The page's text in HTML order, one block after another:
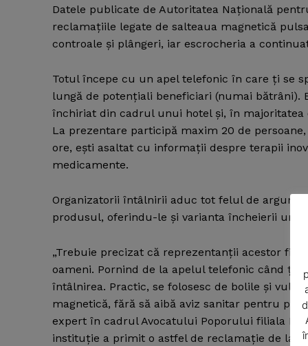
News
Datele publicate de Autoritatea Naţională
reclamaţiile legate de salteaua magnetică
controale şi plângeri, iar escrocheria a
Totul începe cu un apel telefonic în care ţi se
lungă de potenţiali beneficiari (numai
închiriat din cadrul unui hotel şi, în
La prezentare participă maxim 20 de
ore, eşti asaltat cu informaţii despre terapii
medicamente.
Organizatorii întâlnirii aduc tot felul de
produsul, oferindu-le şi varianta încheierii unui
„Trebuie precizat că reprezentanţii acestor
oameni. Pornind de la apelul telefonic când ţi
întâlnirea. Practic, se folosesc de bolile şi
magnetică, fără să aibă aviz sanitar pentru
expert în cadrul Avocatului Poporului filiala
instituţie a primit o astfel de reclamaţie de la